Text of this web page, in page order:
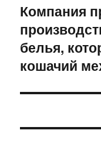
Следующая
запись:
Компания
белья,
кошачий